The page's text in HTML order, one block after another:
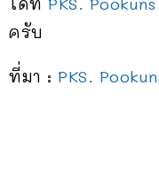
ครับ
ที่มา : PKS.